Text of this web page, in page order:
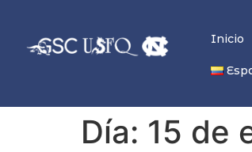
Inicio
Día: 15 de